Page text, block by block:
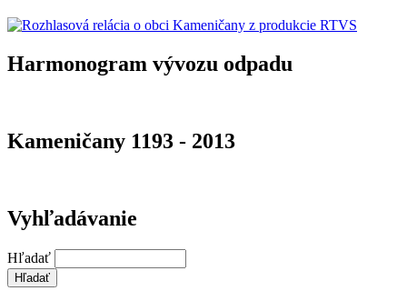
Harmonogram vývozu odpadu
Kameničany 1193 - 2013
Vyhľadávanie
Hľadať